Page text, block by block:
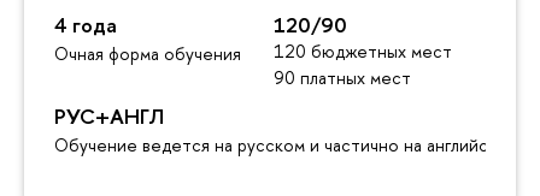
4 года
Очная форма обучения
120/90
120 бюджетных мест
90 платных мест
РУС+АНГЛ
Обучение ведется на русском и частично на английском